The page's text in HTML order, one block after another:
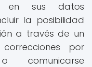
en sus datos
la posibilidad
a través de un
por
comunicarse